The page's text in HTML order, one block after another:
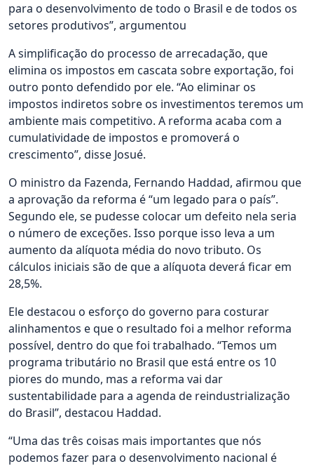
para o desenvolvimento de todo o Brasil e de todos os
setores produtivos”, argumentou
A simplificação do processo de arrecadação, que
elimina os impostos em cascata sobre exportação, foi
outro ponto defendido por ele. “Ao eliminar os
impostos indiretos sobre os investimentos teremos um
ambiente mais competitivo. A reforma acaba com a
cumulatividade de impostos e promoverá o
crescimento”, disse Josué.
O ministro da Fazenda, Fernando Haddad, afirmou que
a aprovação da reforma é “um legado para o país”.
Segundo ele, se pudesse colocar um defeito nela seria
o número de exceções. Isso porque isso leva a um
aumento da alíquota média do novo tributo. Os
cálculos iniciais são de que a alíquota deverá ficar em
28,5%.
Ele destacou o esforço do governo para costurar
alinhamentos e que o resultado foi a melhor reforma
possível, dentro do que foi trabalhado. “Temos um
programa tributário no Brasil que está entre os 10
piores do mundo, mas a reforma vai dar
sustentabilidade para a agenda de reindustrialização
do Brasil”, destacou Haddad.
“Uma das três coisas mais importantes que nós
podemos fazer para o desenvolvimento nacional é